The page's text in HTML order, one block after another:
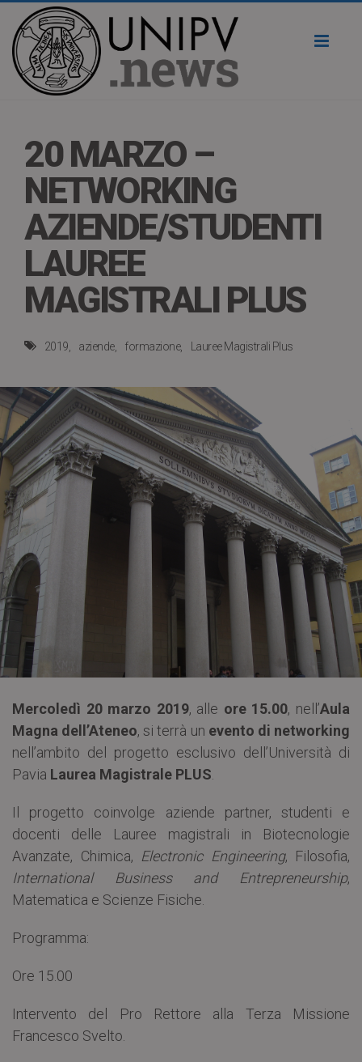
20 MARZO –
NETWORKING
AZIENDE/STUDENTI
LAUREE
MAGISTRALI PLUS
2019 aziende formazione Lauree Magistrali Plus
Mercoledì 20 marzo 2019, alle ore 15.00, nell’Aula
Magna dell’Ateneo, si terrà un evento di networking
nell’ambito del progetto esclusivo dell’Università di
Pavia Laurea Magistrale PLUS
Il progetto coinvolge aziende partner, studenti e
docenti delle Lauree magistrali in Biotecnologie
Avanzate, Chimica, Electronic Engineering, Filosofia,
International Business and Entrepreneurship,
Matematica e Scienze Fisiche.
Programma:
Ore 15.00
Intervento del Pro Rettore alla Terza Missione
Francesco Svelto.